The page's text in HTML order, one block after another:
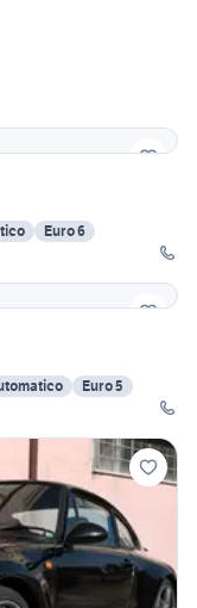
Euro 6
Euro 5